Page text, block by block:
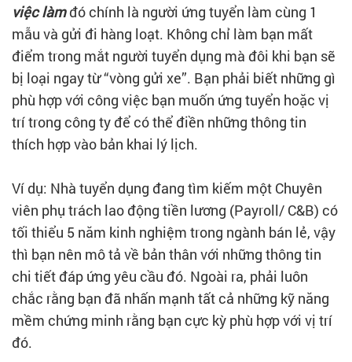
việc làmđó chính là người ứng tuyển làm cùng 1
mẫu và gửi đi hàng loạt. Không chỉ làm bạn mất
điểm trong mắt người tuyển dụng mà đôi khi bạn sẽ
bị loại ngay từ “vòng gửi xe”. Bạn phải biết những gì
phù hợp với công việc bạn muốn ứng tuyển hoặc vị
trí trong công ty để có thể điền những thông tin
thích hợp vào bản khai lý lịch.
Ví dụ: Nhà tuyển dụng đang tìm kiếm một Chuyên
viên phụ trách lao động tiền lương (Payroll/ C&B) có
tối thiểu 5 năm kinh nghiệm trong ngành bán lẻ, vậy
thì bạn nên mô tả về bản thân với những thông tin
chi tiết đáp ứng yêu cầu đó. Ngoài ra, phải luôn
chắc rằng bạn đã nhấn mạnh tất cả những kỹ năng
mềm chứng minh rằng bạn cực kỳ phù hợp với vị trí
đó.